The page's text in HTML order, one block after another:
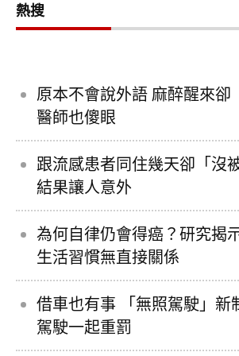
熱搜
原本不會說外語 麻醉醒來卻
醫師也傻眼
跟流感患者同住幾天卻「沒
結果讓人意外
為何自律仍會得癌？研究揭
生活習慣無直接關係
借車也有事 「無照駕駛」新
駕駛一起重罰